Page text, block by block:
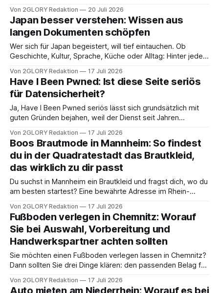
Support gehören zu den wiederkehrenden Schwachstellen.
Wer nach „Ist StubHub seriös“ sucht, will meist wissen, wie
das Geschäftsmodell funktioniert, welche Risiken beim
Ticketkauf realistisch sind
Von 2GLORY Redaktion 20 Juli 2026
Japan besser verstehen: Wissen aus
langen Dokumenten schöpfen
Wer sich für Japan begeistert, will tief eintauchen. Ob
Geschichte, Kultur, Sprache, Küche oder Alltag: Hinter jeder
Hintergrundberichte, Sprachunterlagen und ausführliche
Dossiers enthalten genau die Antworten, die man sucht,
doch sie liegen oft in langen Dokumenten verborgen. Wer
alles von vorn bis
Von 2GLORY Redaktion 17 Juli 2026
Have I Been Pwned: Ist diese Seite seriös
für Datensicherheit?
Ja, Have I Been Pwned seriös lässt sich grundsätzlich mit
guten Gründen bejahen, weil der Dienst seit Jahren
und dabei auf sicherheitsübliche Schutzmechanismen setzt.
Have I Been Pwned (HIBP) hilft Ihnen beim Datenleck prüfen,
indem Sie sehen, ob Ihre E-Mail-Adresse in bekannten
Von 2GLORY Redaktion 17 Juli 2026
Boos Brautmode in Mannheim: So findest
du in der Quadratestadt das Brautkleid,
das wirklich zu dir passt
Du suchst in Mannheim ein Brautkleid und fragst dich, wo du
am besten startest? Eine bewährte Adresse im Rhein-
Hochzeitshaus, das das Thema Brautkleid als ganzes
Erlebnis versteht und Beratung, Auswahl und Accessoires
unter einem Dach bündelt. Dieser Ratgeber zeigt dir, worauf
Von 2GLORY Redaktion 17 Juli 2026
Fußboden verlegen in Chemnitz: Worauf
Sie bei Auswahl, Vorbereitung und
Handwerkspartner achten sollten
Sie möchten einen Fußboden verlegen lassen in Chemnitz?
Dann sollten Sie drei Dinge klären: den passenden Belag für
und die Wahl eines seriösen Fachbetriebs aus der Region.
Von 2GLORY Redaktion 17 Juli 2026